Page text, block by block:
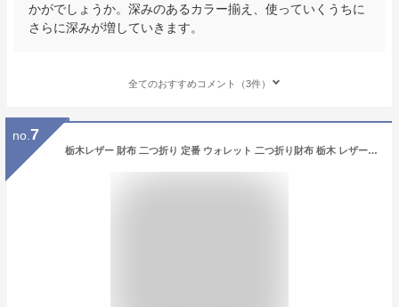
かがでしょうか。深みのあるカラー揃え、使っていくうちに
さらに深みが増していきます。
全てのおすすめコメント（3件）
no. 7
栃木レザー 財布 二つ折り 定番 ウォレット 二つ折り財布 栃木 レザー 革財布 皮サイフ 2つ折り財布 さいふ サイフ 折りたたみ財布 L字ファスナー 小銭入れ コインケース メンズ レディース 本革 牛革 おしゃれ シンプル メンズ財布